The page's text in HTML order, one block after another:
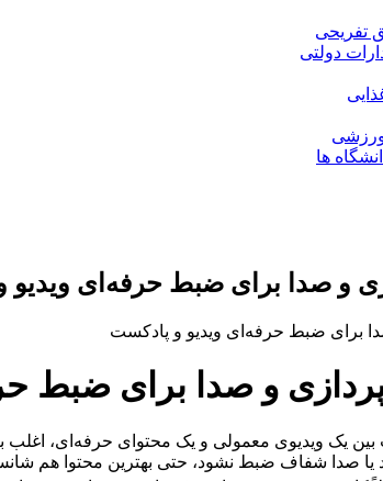
تفریحی
دولتی
ورزشی
ها
و صدا برای ضبط حرفه‌ای
و صدا برای ضبط
بین یک ویدیوی معمولی و یک محتوای حرفه‌ای، اغلب
یا صدا شفاف ضبط نشود، حتی بهترین محتوا هم